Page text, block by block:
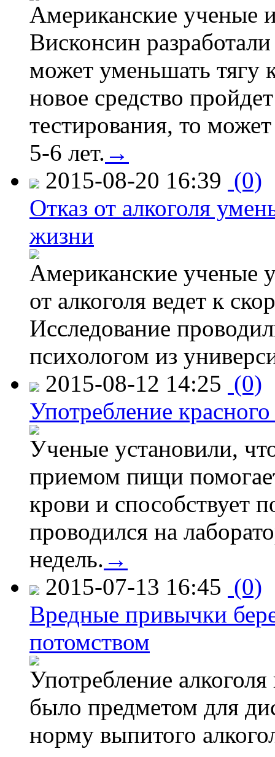
Американские ученые
Висконсин
может уменьшать тягу
новое средство
тестирования, то
5-6 лет. →
2015-08-20 16:39 (0)
Отказ от алкоголя
жизни
Американские ученые
от алкоголя ведет к
Исследование
психологом из
2015-08-12 14:25 (0)
Употребление
Ученые установили,
приемом пищи
крови и способствует
проводился на
недель. →
2015-07-13 16:45 (0)
Вредные привычки
потомством
Употребление
было предметом для
норму выпитого